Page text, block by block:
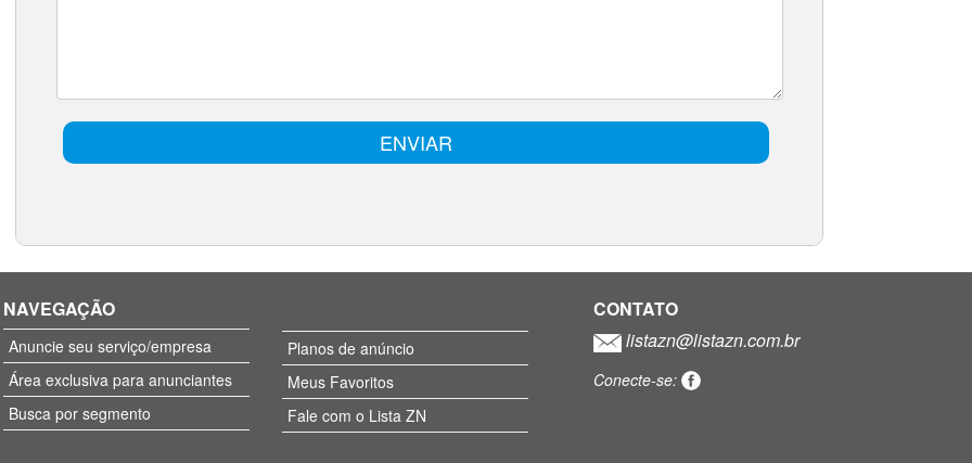
NAVEGAÇÃO
Anuncie seu serviço/empresa
Área exclusiva para anunciantes
Busca por segmento
Planos de anúncio
Meus Favoritos
Fale com o Lista ZN
CONTATO
listazn@listazn.com.br
Conecte-se: